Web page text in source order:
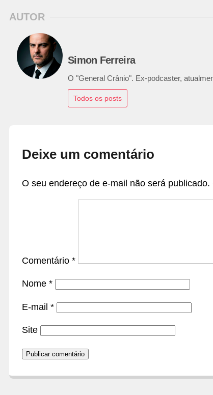
AUTOR
Simon Ferreira
O "General Crânio". Ex-podcaster,
Todos os posts
Deixe um comentário
O seu endereço de e-mail não será publicado.
Comentário *
Nome *
E-mail *
Site